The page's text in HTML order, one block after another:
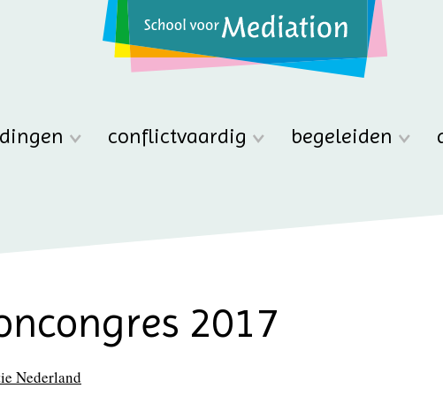
conflictvaardig begeleiden
2017
Nederland